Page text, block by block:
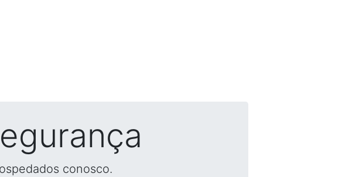
conosco.